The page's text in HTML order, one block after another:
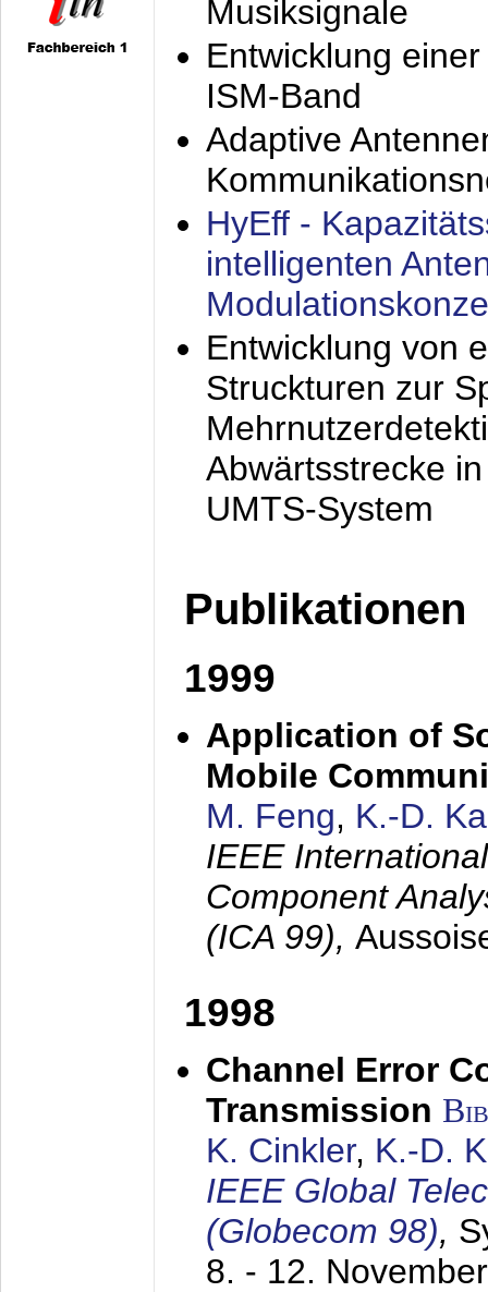
Musiksignale
Entwicklung
ISM-Band
Adaptive
HyEff -
intelligenten
Entwicklung von
Struckturen zur
Abwärtsstrecke
UMTS-System
Publikationen
1999
Application of
Mobile
M. Feng, K.-D.
IEEE
Component
(ICA 99),
1998
Channel Error
Transmission
K. Cinkler, K.-D.
IEEE Global
(Globecom 98),
8. - 12.